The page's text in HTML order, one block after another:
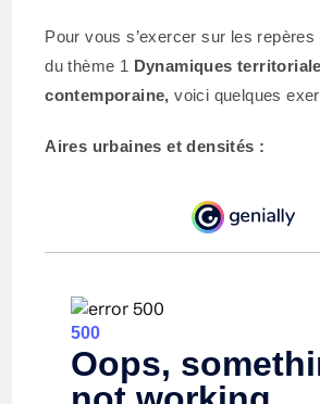
Pour vous s’exercer sur les repères
du thème 1 Dynamiques
contemporaine,voici quelques
Aires urbaines et densités :